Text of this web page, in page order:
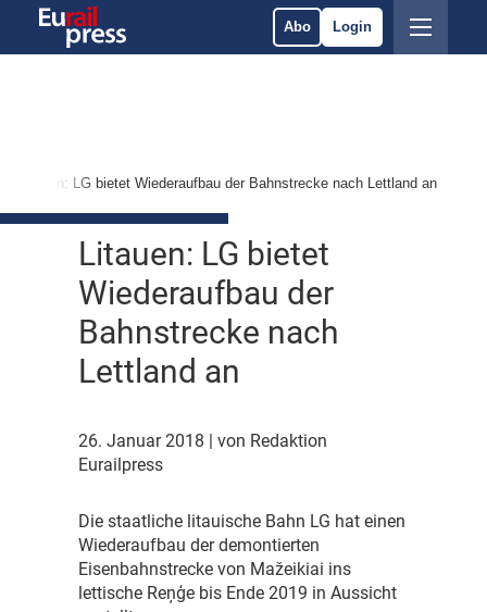
Abo Login
Litauen: LG bietet Wiederaufbau der Bahnstrecke nach Lettland an
Litauen: LG bietet
Wiederaufbau der
Bahnstrecke nach
Lettland an
26. Januar 2018
| von Redaktion
Eurailpress
Die staatliche litauische Bahn LG hat einen
Wiederaufbau der demontierten
Eisenbahnstrecke von Mažeikiai ins
lettische Reņģe bis Ende 2019 in Aussicht